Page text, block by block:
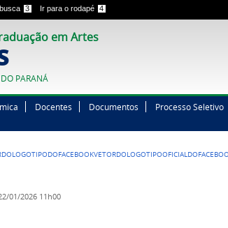
3 Ir para o rodapé 4
em Artes
PARANÁ
Docentes Documentos Processo Seletivo
01/2026 11h00